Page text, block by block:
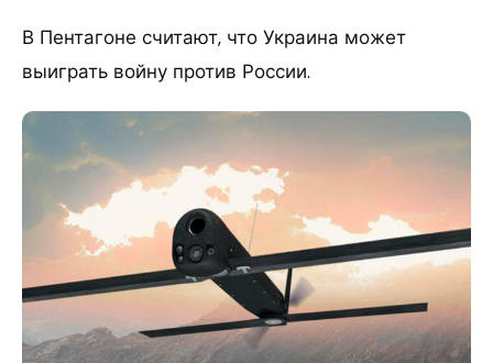
В Пентагоне считают, что Украина может
выиграть войну против России.